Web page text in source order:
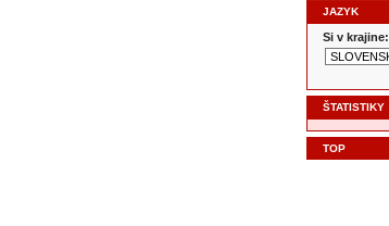
JAZYK
Si v krajine:
ŠTATISTIKY
TOP